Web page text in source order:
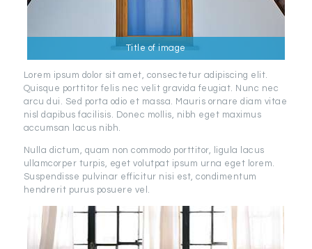
Title of image
Lorem ipsum dolor sit amet, consectetur adipiscing elit.
Quisque porttitor felis nec velit gravida feugiat. Nunc nec
arcu dui. Sed porta odio et massa. Mauris ornare diam vitae
nisl dapibus facilisis. Donec mollis, nibh eget maximus
accumsan lacus nibh.
Nulla dictum, quam non commodo porttitor, ligula lacus
ullamcorper turpis, eget volutpat ipsum urna eget lorem.
Suspendisse pulvinar efficitur nisi est, condimentum
hendrerit purus posuere vel.